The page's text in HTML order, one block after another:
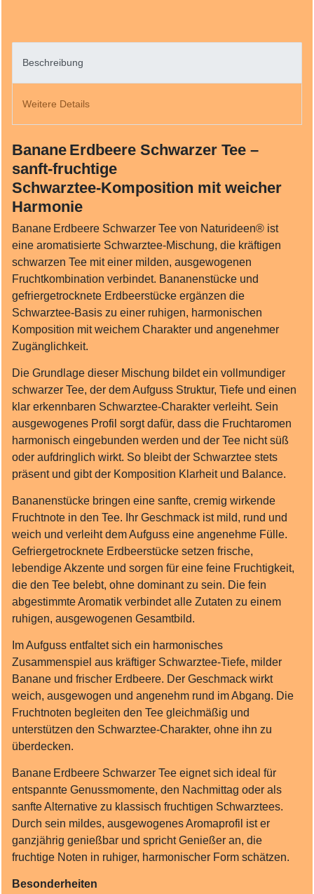
Beschreibung
Weitere Details
Banane Erdbeere Schwarzer Tee –
sanft‑fruchtige
Schwarztee‑Komposition mit weicher
Harmonie
Banane Erdbeere Schwarzer Tee von Naturideen® ist
eine aromatisierte Schwarztee‑Mischung, die kräftigen
schwarzen Tee mit einer milden, ausgewogenen
Fruchtkombination verbindet. Bananenstücke und
gefriergetrocknete Erdbeerstücke ergänzen die
Schwarztee‑Basis zu einer ruhigen, harmonischen
Komposition mit weichem Charakter und angenehmer
Zugänglichkeit.
Die Grundlage dieser Mischung bildet ein vollmundiger
schwarzer Tee, der dem Aufguss Struktur, Tiefe und einen
klar erkennbaren Schwarztee‑Charakter verleiht. Sein
ausgewogenes Profil sorgt dafür, dass die Fruchtaromen
harmonisch eingebunden werden und der Tee nicht süß
oder aufdringlich wirkt. So bleibt der Schwarztee stets
präsent und gibt der Komposition Klarheit und Balance.
Bananenstücke bringen eine sanfte, cremig wirkende
Fruchtnote in den Tee. Ihr Geschmack ist mild, rund und
weich und verleiht dem Aufguss eine angenehme Fülle.
Gefriergetrocknete Erdbeerstücke setzen frische,
lebendige Akzente und sorgen für eine feine Fruchtigkeit,
die den Tee belebt, ohne dominant zu sein. Die fein
abgestimmte Aromatik verbindet alle Zutaten zu einem
ruhigen, ausgewogenen Gesamtbild.
Im Aufguss entfaltet sich ein harmonisches
Zusammenspiel aus kräftiger Schwarztee‑Tiefe, milder
Banane und frischer Erdbeere. Der Geschmack wirkt
weich, ausgewogen und angenehm rund im Abgang. Die
Fruchtnoten begleiten den Tee gleichmäßig und
unterstützen den Schwarztee‑Charakter, ohne ihn zu
überdecken.
Banane Erdbeere Schwarzer Tee eignet sich ideal für
entspannte Genussmomente, den Nachmittag oder als
sanfte Alternative zu klassisch fruchtigen Schwarztees.
Durch sein mildes, ausgewogenes Aromaprofil ist er
ganzjährig genießbar und spricht Genießer an, die
fruchtige Noten in ruhiger, harmonischer Form schätzen.
Besonderheiten